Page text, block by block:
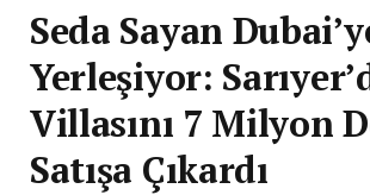
Seda Sayan
Yerleşiyor:
Villasını 7 Milyon
Satışa Çıkardı